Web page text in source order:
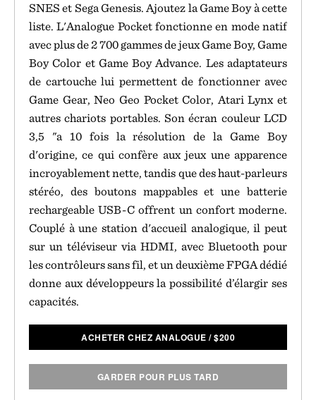
SNES et Sega Genesis. Ajoutez la Game Boy à cette
liste. L'Analogue Pocket fonctionne en mode natif
avec plus de 2 700 gammes de jeux Game Boy, Game
Boy Color et Game Boy Advance. Les adaptateurs
de cartouche lui permettent de fonctionner avec
Game Gear, Neo Geo Pocket Color, Atari Lynx et
autres chariots portables. Son écran couleur LCD
3,5 "a 10 fois la résolution de la Game Boy
d'origine, ce qui confère aux jeux une apparence
incroyablement nette, tandis que des haut-parleurs
stéréo, des boutons mappables et une batterie
rechargeable USB-C offrent un confort moderne.
Couplé à une station d'accueil analogique, il peut
sur un téléviseur via HDMI, avec Bluetooth pour
les contrôleurs sans fil, et un deuxième FPGA dédié
donne aux développeurs la possibilité d’élargir ses
capacités.
ACHETER CHEZ ANALOGUE /$200
GARDER POUR PLUS TARD